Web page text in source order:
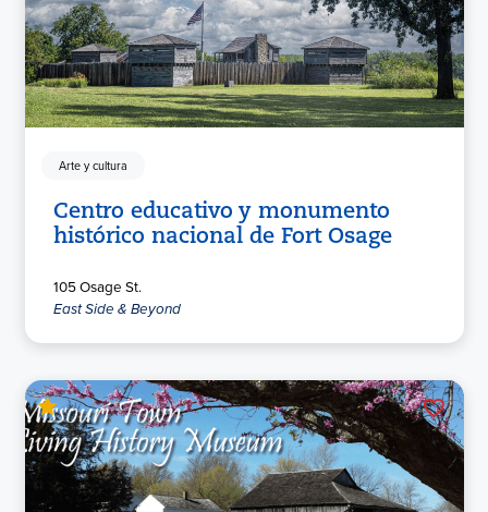
Arte y cultura
Centro educativo y monumento
histórico nacional de Fort Osage
105 Osage St.
East Side & Beyond